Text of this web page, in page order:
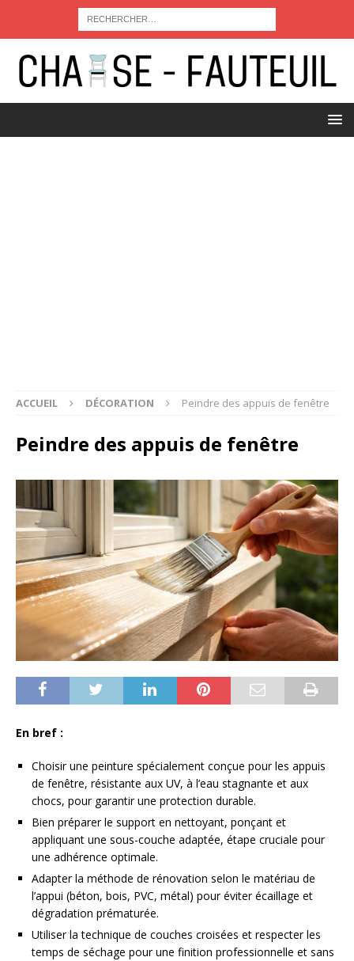
ACCUEIL DÉCORATION Peindre des appuis de fenêtre
Peindre des appuis de fenêtre
En bref :
Choisir une peinture spécialement conçue pour les appuis
de fenêtre, résistante aux UV, à l’eau stagnante et aux
chocs, pour garantir une protection durable.
Bien préparer le support en nettoyant, ponçant et
appliquant une sous-couche adaptée, étape cruciale pour
une adhérence optimale.
Adapter la méthode de rénovation selon le matériau de
l’appui (béton, bois, PVC, métal) pour éviter écaillage et
dégradation prématurée.
Utiliser la technique de couches croisées et respecter les
temps de séchage pour une finition professionnelle et sans